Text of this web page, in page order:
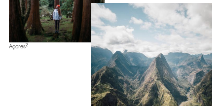
Açores2